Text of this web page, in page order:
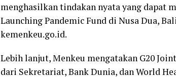
menghasilkan tindakan nyata yang dapat
Launching Pandemic Fund di Nusa Dua,
kemenkeu.go.id.
Lebih lanjut, Menkeu mengatakan G20
dari Sekretariat, Bank Dunia, dan World